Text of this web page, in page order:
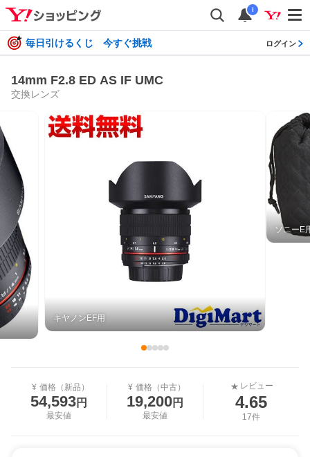
i
毎日引けるくじ 今すぐ挑戦 ログイン
14mm F2.8 ED AS IF UMC
交換レンズ
キヤノンEF用
ソニーE
¥ 価格（新品）
54,593円
最安値
¥ 価格（中古）
19,200円
最安値
★ レビュー
4.65
17件